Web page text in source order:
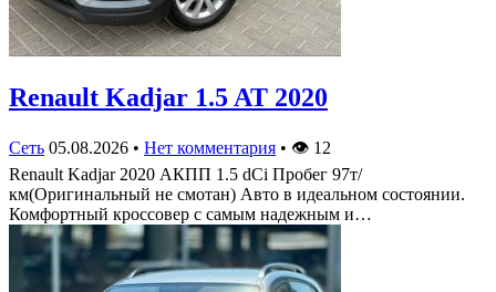
Renault Kadjar 1.5 AT 2020
Сеть 05.08.2026 • Нет комментария • 👁 12
Renault Kadjar 2020 АКПП 1.5 dCi Пробег 97т/
км(Оригинальный не смотан) Авто в идеальном состоянии.
Комфортный кроссовер с самым надежным и…